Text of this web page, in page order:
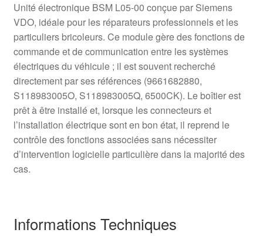
Unité électronique BSM L05-00 conçue par Siemens
VDO, idéale pour les réparateurs professionnels et les
particuliers bricoleurs. Ce module gère des fonctions de
commande et de communication entre les systèmes
électriques du véhicule ; il est souvent recherché
directement par ses références (9661682880,
S118983005O, S118983005Q, 6500CK). Le boîtier est
prêt à être installé et, lorsque les connecteurs et
l’installation électrique sont en bon état, il reprend le
contrôle des fonctions associées sans nécessiter
d’intervention logicielle particulière dans la majorité des
cas.
Informations Techniques